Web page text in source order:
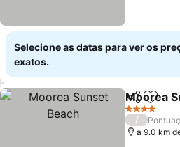
Selecione as datas para ver os
exatos.
Partilhar
Moorea
4 Estrelas
/
a 9.0 km